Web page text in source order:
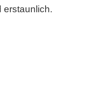
erstaunlich.